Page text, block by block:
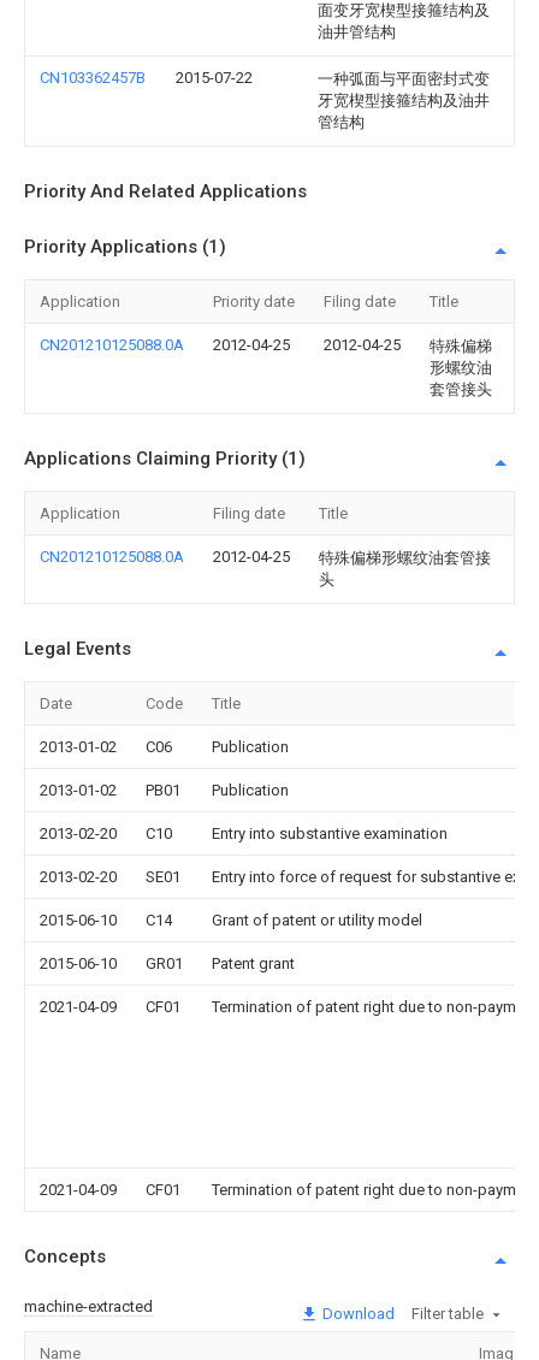
面变牙宽楔型接箍结构及
油井管结构
CN103362457B 2015-07-22
一种弧面与平面密封式变
牙宽楔型接箍结构及油井
管结构
Priority And Related Applications
Priority Applications (1)
Application Priority date Filing date Title
CN201210125088.0A 2012-04-25 2012-04-25
特殊偏梯
形螺纹油
套管接头
Applications Claiming Priority (1)
Application Filing date Title
CN201210125088.0A 2012-04-25
特殊偏梯形螺纹油套管接
头
Legal Events
Date Code Title
2013-01-02 C06 Publication
2013-01-02 PB01 Publication
2013-02-20 C10 Entry into substantive examination
2013-02-20 SE01 Entry into force of request for substantive
2015-06-10 C14 Grant of patent or utility model
2015-06-10 GR01 Patent grant
2021-04-09 CF01 Termination of patent right due to non-
2021-04-09 CF01 Termination of patent right due to non-
Concepts
machine-extracted Download Filter table
Name Image